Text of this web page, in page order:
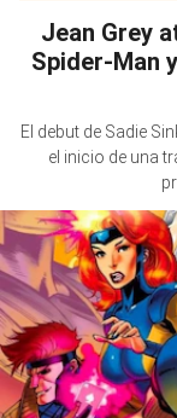
Jean Grey
Spider-Man
El debut de Sadie
el inicio de una